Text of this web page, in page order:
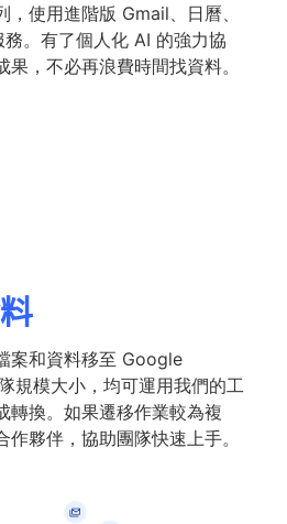
，使用進階版 Gmail、日曆、
。有了個人化 AI 的強力協
，不必再浪費時間找資料。
案和資料移至 Google
規模大小，均可運用我們的工
轉換。如果遷移作業較為複
夥伴，協助團隊快速上手。